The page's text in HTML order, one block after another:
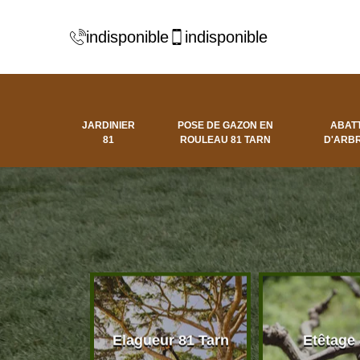
indisponible indisponible
JARDINIER
81
POSE DE GAZON EN
ROULEAU 81 TARN
d'arbres
Elagueur 81 Tarn Etêtage